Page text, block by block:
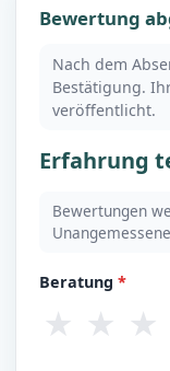
Bewertung
Nach dem
Bestätigung.
veröffentlicht.
Erfahrung
Bewertungen
Beratung*
★ ★ ★